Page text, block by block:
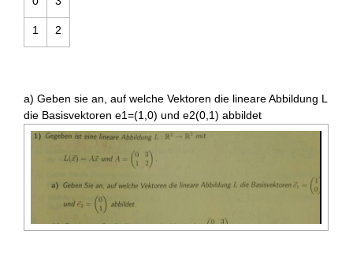
1 2
a) Geben sie an, auf welche Vektoren die lineare Abbildung L
die Basisvektoren e1=(1,0) und e2(0,1) abbildet